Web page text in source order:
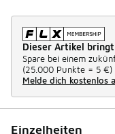
Dieser Artikel
Spare bei einem
(25.000 Punkte = 5 €)
Melde dich kostenlos
Einzelheiten